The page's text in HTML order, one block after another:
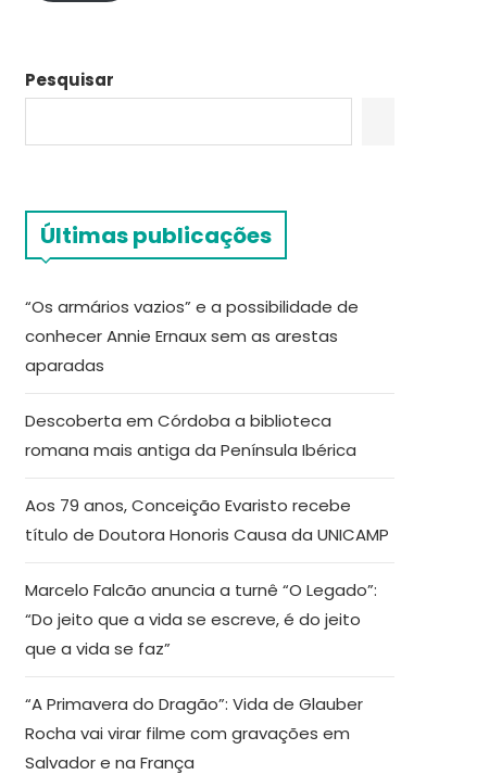
Pesquisar
Últimas publicações
“Os armários vazios” e a possibilidade de
conhecer Annie Ernaux sem as arestas
aparadas
Descoberta em Córdoba a biblioteca
romana mais antiga da Península Ibérica
Aos 79 anos, Conceição Evaristo recebe
título de Doutora Honoris Causa da UNICAMP
Marcelo Falcão anuncia a turnê “O Legado”:
“Do jeito que a vida se escreve, é do jeito
que a vida se faz”
“A Primavera do Dragão”: Vida de Glauber
Rocha vai virar filme com gravações em
Salvador e na França